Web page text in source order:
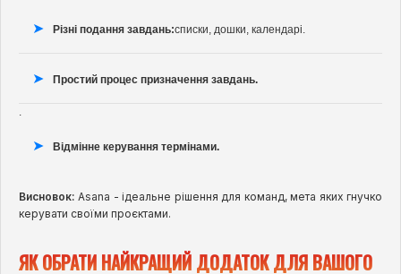
Різні подання завдань:списки, дошки, календарі.
Простий процес призначення завдань.
.
Відмінне керування термінами.
Висновок: Asana - ідеальне рішення для команд, мета яких гнучко
керувати своїми проєктами.
ЯК ОБРАТИ НАЙКРАЩИЙ ДОДАТОК ДЛЯ ВАШОГО